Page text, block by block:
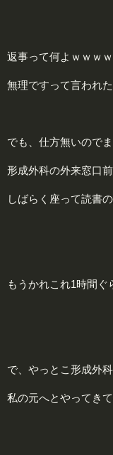
返事って何よｗｗｗｗ
無理ですって言われ
でも、仕方無いので
形成外科の外来窓口
しばらく座って読書
もうかれこれ1時間ぐ
で、やっとこ形成外
私の元へとやってきて